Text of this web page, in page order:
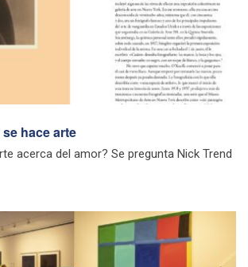
hace arte
acerca del amor? Se pregunta Nick Trend